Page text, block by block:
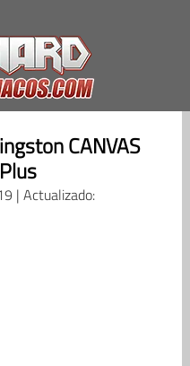
CANVAS
| Actualizado: